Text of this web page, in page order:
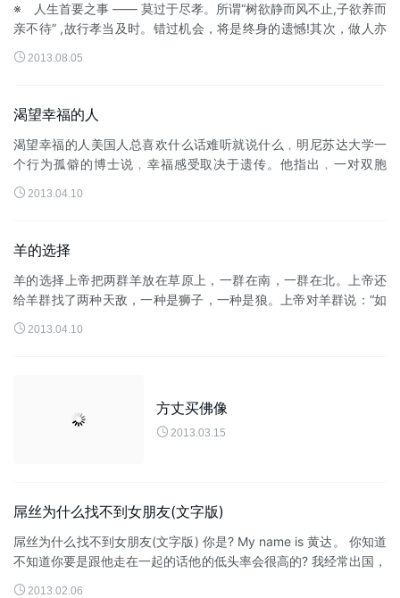
※ 人生首要之事 —— 莫过于尽孝。所谓“树欲静而风不止,子欲养而
亲不待” ,故行孝当及时。错过机会，将是终身的遗憾!其次，做人亦
当尽本分，谨言慎行，心...
 2013.08.05
渴望幸福的人
渴望幸福的人美国人总喜欢什么话难听就说什么﹐明尼苏达大学一
个行为孤僻的博士说﹐幸福感受取决于遗传。他指出﹐一对双胞
胎﹐即使他们中的一个做CEO﹐另一个做水管工人﹐但对人生的满
意程度仍然完全相同﹐即他们...
 2013.04.10
羊的选择
羊的选择上帝把两群羊放在草原上，一群在南，一群在北。上帝还
给羊群找了两种天敌，一种是狮子，一种是狼。上帝对羊群说：“如
果你们要狼，就给一只，任它随意咬你们。如果你们要狮子，就给
两头，你们可...
 2013.04.10
方丈买佛像
 2013.03.15
屌丝为什么找不到女朋友(文字版)
屌丝为什么找不到女朋友(文字版) 你是? My name is 黄达。 你知道
不知道你要是跟他走在一起的话他的低头率会很高的? 我经常出国，
所以这个英文有点甩不砣。 你在干嘛? 你不要告诉我你要求婚啊...
 2013.02.06